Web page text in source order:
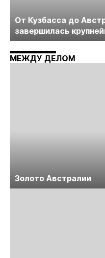
От Кузбасса до
завершилась
технологий «Недра
Майнинг»
МЕЖДУ ДЕЛОМ
Золото Австралии